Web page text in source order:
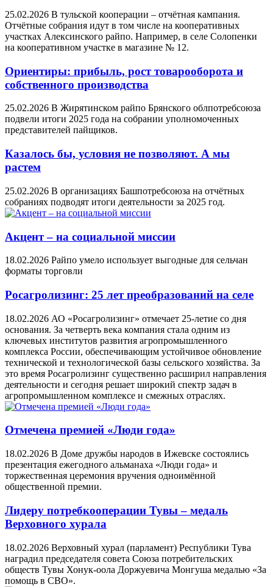
25.02.2026 В тульской кооперации – отчётная кампания.
Отчётные собрания идут в том числе на кооперативных
участках Алексинского райпо. Например, в селе Солопенки
на кооперативном участке в магазине № 12.
Ориентиры: прибыль, рост товарооборота и
собственного производства
25.02.2026 В Жирятинском райпо Брянского облпотребсоюза
подвели итоги 2025 года на собрании уполномоченных
представителей пайщиков.
Казалось бы, условия не позволяют. А мы
растем
25.02.2026 В организациях Башпотребсоюза на отчётных
собраниях подводят итоги деятельности за 2025 год.
Акцент – на социальной миссии
18.02.2026 Райпо умело использует выгодные для сельчан
форматы торговли
Росагролизинг: 25 лет преобразований на селе
18.02.2026 АО «Росагролизинг» отмечает 25-летие со дня
основания. За четверть века компания стала одним из
ключевых институтов развития агропромышленного
комплекса России, обеспечивающим устойчивое обновление
технической и технологической базы сельского хозяйства. За
это время Росагролизинг существенно расширил направления
деятельности и сегодня решает широкий спектр задач в
агропромышленном комплексе и смежных отраслях.
Отмечена премией «Люди года»
18.02.2026 В Доме дружбы народов в Ижевске состоялись
презентация ежегодного альманаха «Люди года» и
торжественная церемония вручения одноимённой
общественной премии.
Лидеру потребкооперации Тувы – медаль
Верховного хурала
18.02.2026 Верховный хурал (парламент) Республики Тува
наградил председателя совета Союза потребительских
обществ Тувы Хонук-оола Доржуевича Монгуша медалью «За
помощь в СВО».